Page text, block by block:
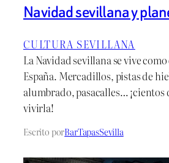
Navidad sevillana y
CULTURA SEVILLANA
La Navidad sevillana se vive
España. Mercadillos, pistas de
alumbrado, pasacalles… ¡cientos
vivirla!
Escrito porBarTapasSevilla